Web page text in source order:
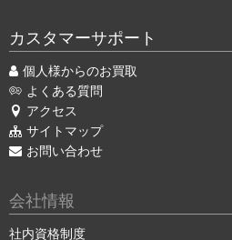
カスタマーサポート
個人様からのお買取
よくある質問
アクセス
サイトマップ
お問い合わせ
会社情報
社内資格制度